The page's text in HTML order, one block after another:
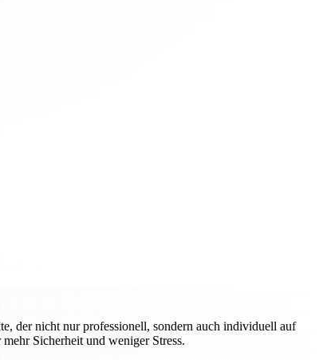
der nicht nur professionell, sondern auch individuell auf
Sicherheit und weniger Stress.